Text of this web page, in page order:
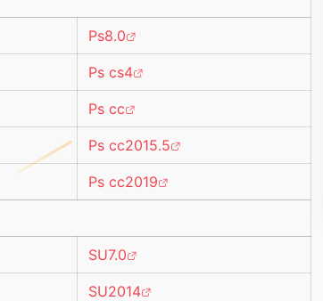
Ps8.0
Ps cs4
Ps cc
Ps cc2015.5
Ps cc2019
SU7.0
SU2014